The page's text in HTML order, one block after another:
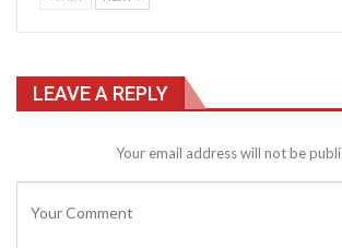
LEAVE A REPLY
Your email address will not be